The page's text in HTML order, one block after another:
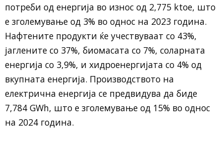
потреби од енергија во износ од 2,775 ktoe, што
е зголемување од 3% во однос на 2023 година.
Нафтените продукти ќе учествуваат со 43%,
јаглените со 37%, биомасата со 7%, соларната
енергија со 3,9%, и хидроенергијата со 4% од
вкупната енергија. Производството на
електрична енергија се предвидува да биде
7,784 GWh, што е зголемување од 15% во однос
на 2024 година.